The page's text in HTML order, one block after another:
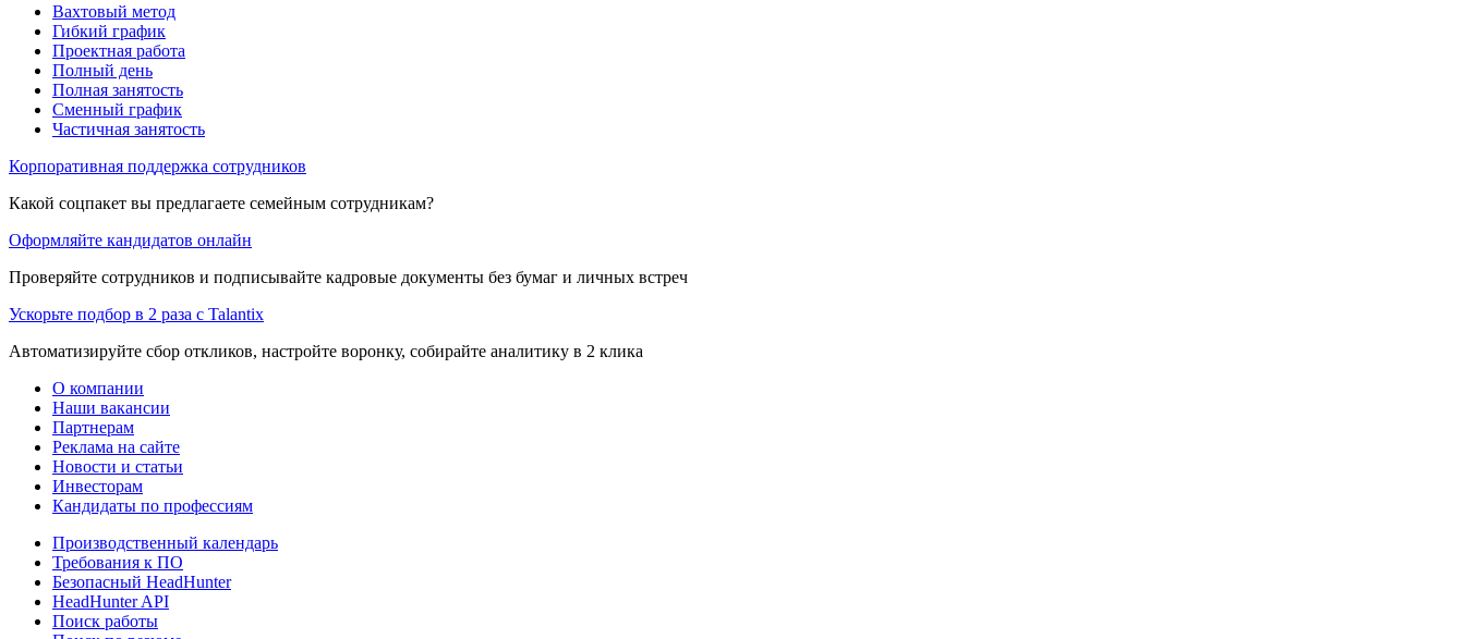
Вахтовый метод
Гибкий график
Проектная работа
Полный день
Полная занятость
Сменный график
Частичная занятость
Корпоративная поддержка сотрудников
Какой соцпакет вы предлагаете семейным сотрудникам?
Оформляйте кандидатов онлайн
Проверяйте сотрудников и подписывайте кадровые документы без бумаг и личных встреч
Ускорьте подбор в 2 раза с Talantix
Автоматизируйте сбор откликов, настройте воронку, собирайте аналитику в 2 клика
О компании
Наши вакансии
Партнерам
Реклама на сайте
Новости и статьи
Инвесторам
Кандидаты по профессиям
Производственный календарь
Требования к ПО
Безопасный HeadHunter
HeadHunter API
Поиск работы